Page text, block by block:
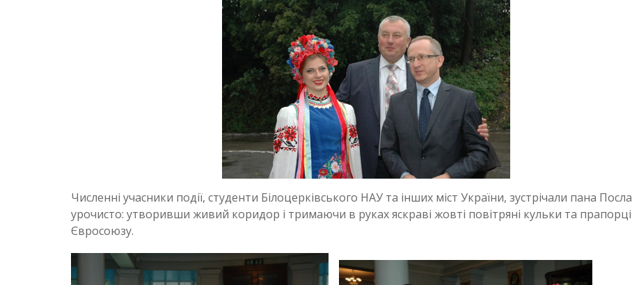
Численні учасники події, студенти Білоцерківського НАУ та інших міст України, зустрічали пана Посла
урочисто: утворивши живий коридор і тримаючи в руках яскраві жовті повітряні кульки та прапорці
Євросоюзу.